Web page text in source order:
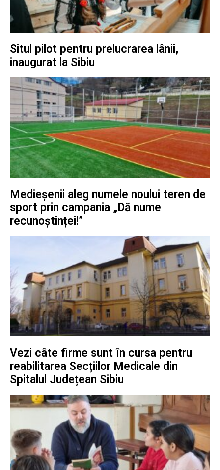
Situl pilot pentru prelucrarea lânii,
inaugurat la Sibiu
Medieșenii aleg numele noului teren de
sport prin campania „Dă nume
recunoștinței!”
Vezi câte firme sunt în cursa pentru
reabilitarea Secțiilor Medicale din
Spitalul Județean Sibiu